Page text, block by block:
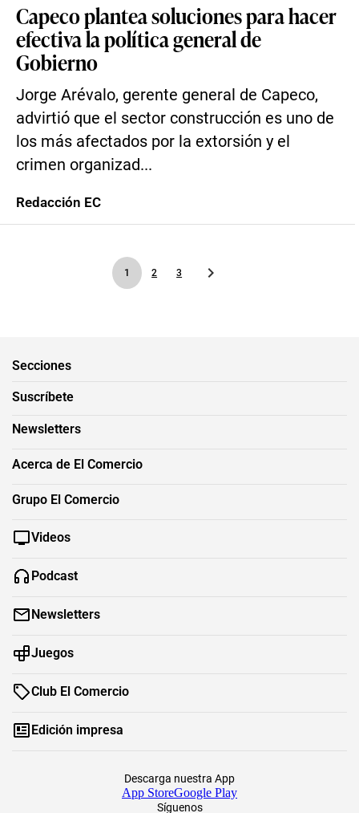
Capeco plantea soluciones para hacer
efectiva la política general de
Gobierno
Jorge Arévalo, gerente general de Capeco,
advirtió que el sector construcción es uno de
los más afectados por la extorsión y el
crimen organizad...
Redacción EC
1 2 3
Secciones
Suscríbete
Newsletters
Acerca de El Comercio
Grupo El Comercio
Videos
Podcast
Newsletters
Juegos
Club El Comercio
Edición impresa
Síguenos
Descarga nuestra App
App StoreGoogle Play